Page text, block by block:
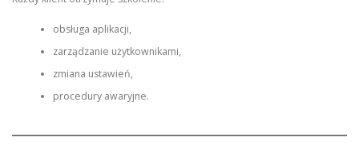
obsługa aplikacji,
zarządzanie użytkownikami,
zmiana ustawień,
procedury awaryjne.